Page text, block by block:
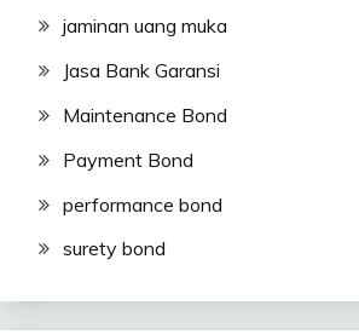
jaminan uang muka
Jasa Bank Garansi
Maintenance Bond
Payment Bond
performance bond
surety bond